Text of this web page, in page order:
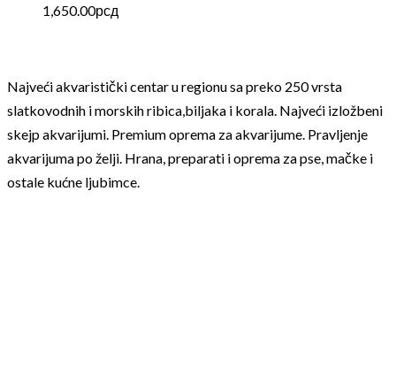
1,650.00рсд
Najveći akvaristički centar u regionu sa preko 250 vrsta
slatkovodnih i morskih ribica,biljaka i korala. Najveći izložbeni
skejp akvarijumi. Premium oprema za akvarijume. Pravljenje
akvarijuma po želji. Hrana, preparati i oprema za pse, mačke i
ostale kućne ljubimce.